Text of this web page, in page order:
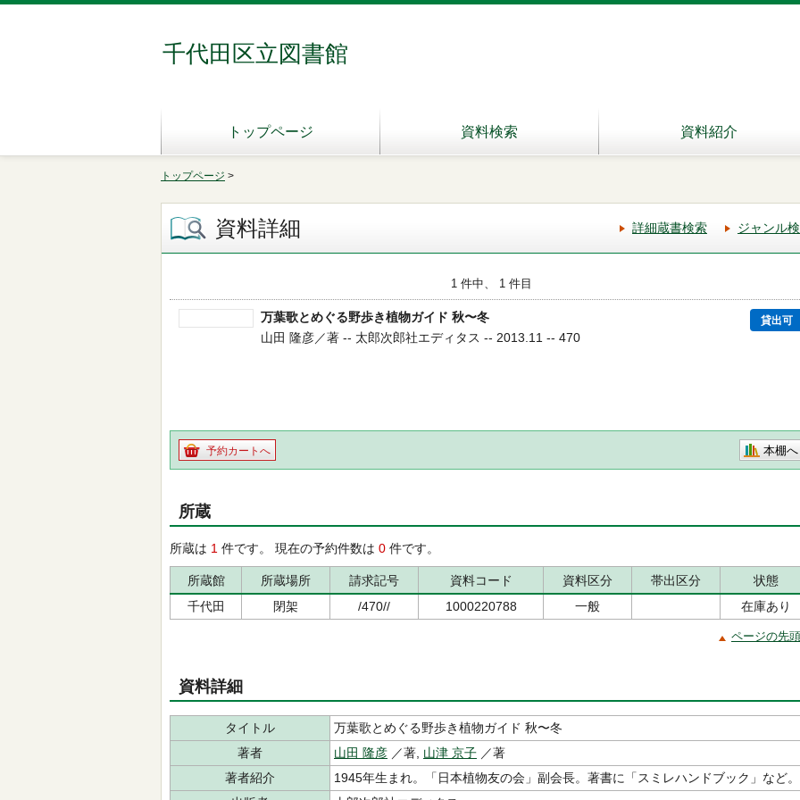
千代田区立図書館
トップページ 資料検索 資料紹介
トップページ >
資料詳細 詳細蔵書検索 ジャンル
1 件中、 1 件目
万葉歌とめぐる野歩き植物ガイド 秋〜冬 貸出可
山田 隆彦／著 -- 太郎次郎社エディタス -- 2013.11 -- 470
予約カートへ 本棚へ
所蔵
所蔵は 1 件です。 現在の予約件数は 0 件です。
所蔵館 所蔵場所 請求記号 資料コード 資料区分 帯出区分
状態
千代田
閉架 /470// 1000220788 一般 在庫あり
ページの先
資料詳細
タイトル
万葉歌とめぐる野歩き植物ガイド 秋〜冬
著者
山田 隆彦 ／著, 山津 京子 ／著
著者紹介
1945年生まれ。「日本植物友の会」副会長。著書に「スミレハンドブック」など。